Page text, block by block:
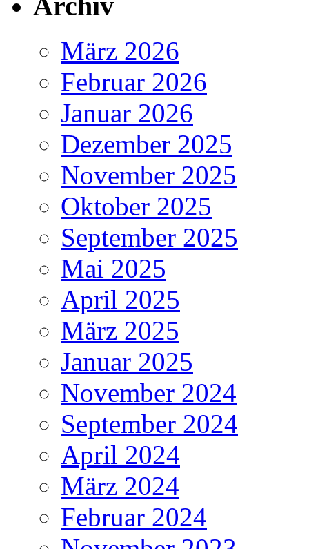
März 2026
Februar 2026
Januar 2026
Dezember 2025
November 2025
Oktober 2025
September 2025
Mai 2025
April 2025
März 2025
Januar 2025
November 2024
September 2024
April 2024
März 2024
Februar 2024